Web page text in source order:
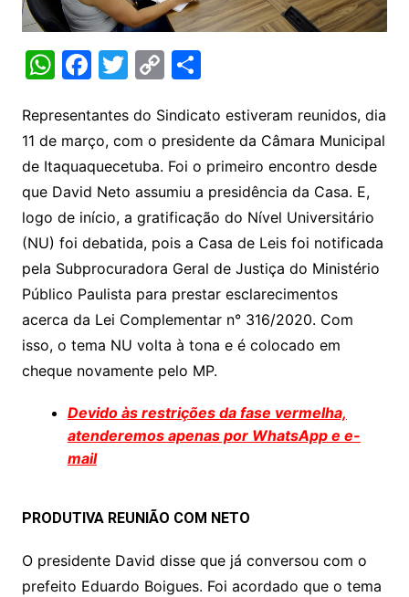
W
at
s
A
p
p
F
c
e
b
o
o
k
T
itt
er
C
p
y
Li
n
k
S
ar
e
Representantes do Sindicato estiveram reunidos, dia
11 de março, com o presidente da Câmara Municipal
de Itaquaquecetuba. Foi o primeiro encontro desde
que David Neto assumiu a presidência da Casa. E,
logo de início, a gratificação do Nível Universitário
(NU) foi debatida, pois a Casa de Leis foi notificada
pela Subprocuradora Geral de Justiça do Ministério
Público Paulista para prestar esclarecimentos
acerca da Lei Complementar n° 316/2020. Com
isso, o tema NU volta à tona e é colocado em
cheque novamente pelo MP.
Devido às restrições da fase vermelha,
atenderemos apenas por WhatsApp e e-
mail
PRODUTIVA REUNIÃO COM NETO
O presidente David disse que já conversou com o
prefeito Eduardo Boigues. Foi acordado que o tema